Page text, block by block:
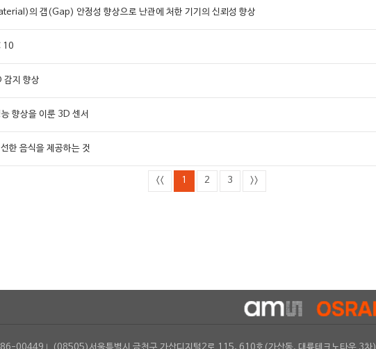
의 갭(Gap) 안정성 향상으로 난관에 처한 기기의 신뢰성 향상
10
감지 향상
향상을 이룬 3D 센서
한 음식을 제공하는 것
<< 1 2 3 >>